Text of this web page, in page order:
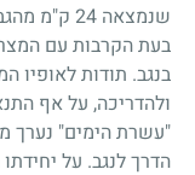
שנמצאה 24 ק"מ
בעת הקרבות עם
בנגב. תודות
ולהדריכה, על אף
"עשרת הימים" נערך
הדרך לנגב. על